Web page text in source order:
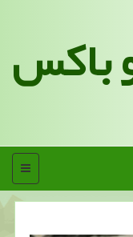
باکس
منو